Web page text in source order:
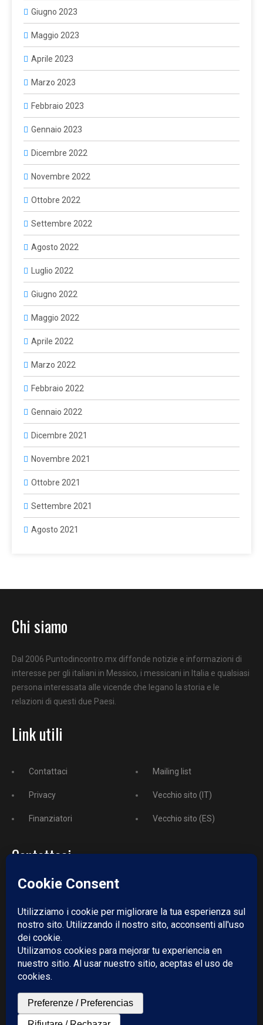
Giugno 2023
Maggio 2023
Aprile 2023
Marzo 2023
Febbraio 2023
Gennaio 2023
Dicembre 2022
Novembre 2022
Ottobre 2022
Settembre 2022
Agosto 2022
Luglio 2022
Giugno 2022
Maggio 2022
Aprile 2022
Marzo 2022
Febbraio 2022
Gennaio 2022
Dicembre 2021
Novembre 2021
Ottobre 2021
Settembre 2021
Agosto 2021
Chi siamo
Dal 2006 Puntodincontro.mx diffonde notizie e informazioni di
interesse per gli italiani in Messico, i messicani in Italia e qualsiasi
persona interessata alle vicende che legano la storia e le
relazioni di questi due Paesi.
Link utili
Contattaci
Privacy
Finanziatori
Mailing list
Vecchio sito (IT)
Vecchio sito (ES)
Contattaci
Telefono:+52 729 243 3743
Email:
redazione@puntodincontro.mx
PUNTODINCONTRO